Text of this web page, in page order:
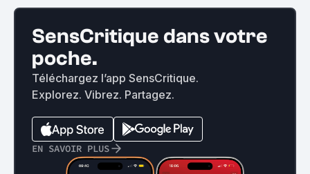
SensCritique dans votre
poche.
Téléchargez l’app SensCritique.
Explorez. Vibrez. Partagez.
EN SAVOIR PLUS